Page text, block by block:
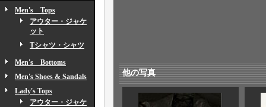
Men's Tops
アウター・ジャケ
ット
Tシャツ・シャツ
Men's Bottoms
Men's Shoes & Sandals
Lady's Tops
アウター・ジャケ
他の写真